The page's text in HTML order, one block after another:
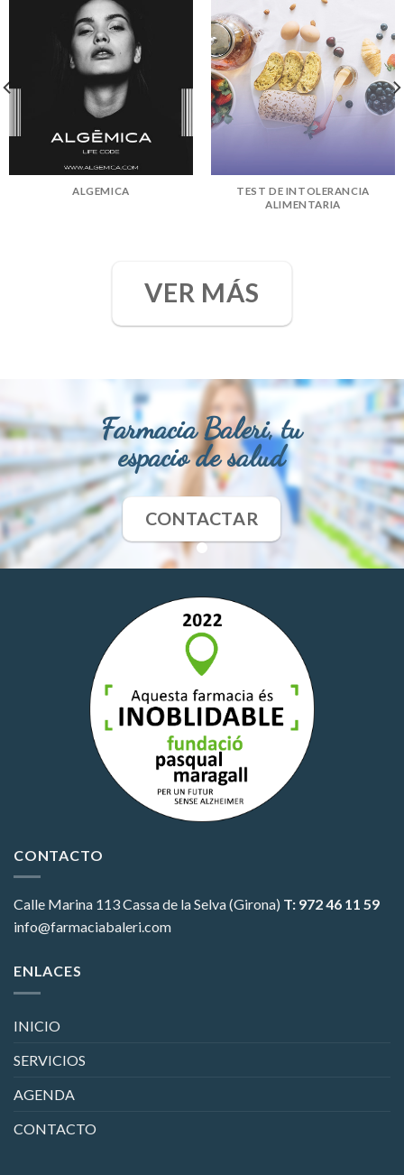
ALGEMICA
TEST DE INTOLERANCIA
ALIMENTARIA
VER MÁS
Farmacia Baleri, tu
espacio de salud
CONTACTAR
CONTACTO
Calle Marina 113Cassa de la Selva (Girona) T: 972 46 11 59
info@farmaciabaleri.com
ENLACES
INICIO
SERVICIOS
AGENDA
CONTACTO